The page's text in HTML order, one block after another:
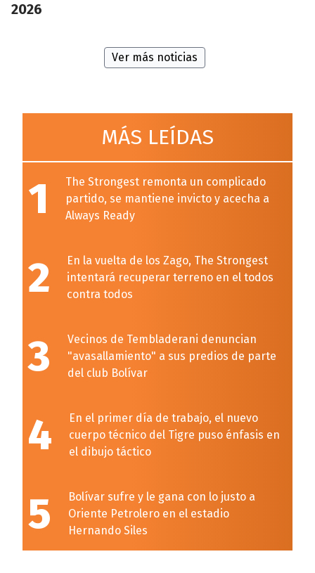
2026
Ver más noticias
MÁS LEÍDAS
1
The Strongest remonta un complicado
partido, se mantiene invicto y acecha a
Always Ready
2
En la vuelta de los Zago, The Strongest
intentará recuperar terreno en el todos
contra todos
3
Vecinos de Tembladerani denuncian
"avasallamiento" a sus predios de parte
del club Bolívar
4
En el primer día de trabajo, el nuevo
cuerpo técnico del Tigre puso énfasis en
el dibujo táctico
5
Bolívar sufre y le gana con lo justo a
Oriente Petrolero en el estadio
Hernando Siles